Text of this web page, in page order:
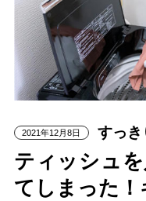
2021年12月8日 すっき
ティッシュ
てしまった